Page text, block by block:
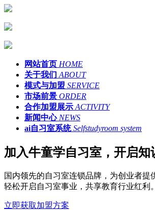
网站首页 HOME
关于我们 ABOUT
模式与加盟 SERVICE
市场前景 ORDER
合作加盟展示 ACTIVITY
新闻中心 NEWS
ai自习室系统 Selfstudyroom system
加入牛童学自习室，开启知
国内领先的自习室连锁品牌，为创业者提
轻松开启自习室事业，共享教育行业红利。
立即获取加盟方案